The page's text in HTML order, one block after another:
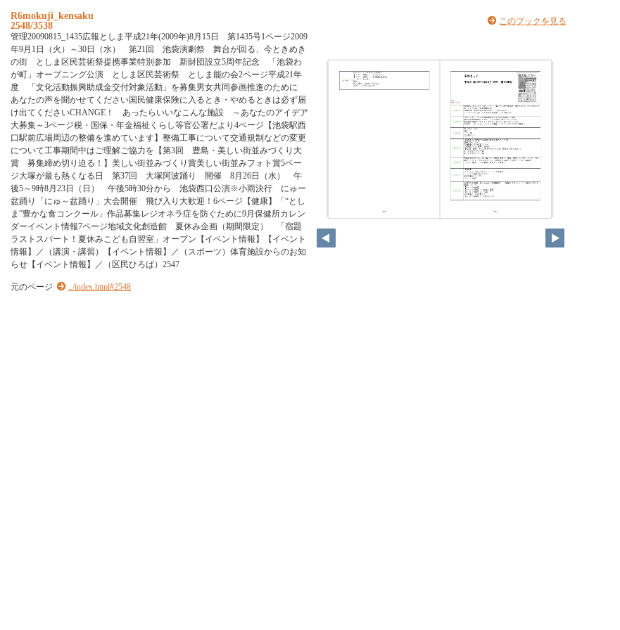
R6mokuji_kensaku
2548/3538
管理20090815_1435広報としま平成21年(2009年)8月15日 第1435号1ページ2009
年9月1日（火）～30日（水） 第21回 池袋演劇祭 舞台が回る、今ときめき
の街 としま区民芸術祭提携事業特別参加 新財団設立5周年記念 「池袋わ
が町」オープニング公演 としま区民芸術祭 としま能の会2ページ平成21年
度 「文化活動振興助成金交付対象活動」を募集男女共同参画推進のために
あなたの声を聞かせてください国民健康保険に入るとき・やめるときは必ず届
け出てくださいCHANGE！ あったらいいなこんな施設 ～あなたのアイデア
大募集～3ページ税・国保・年金福祉くらし等官公署だより4ページ【池袋駅西
口駅前広場周辺の整備を進めています】整備工事について交通規制などの変更
について工事期間中はご理解ご協力を【第3回 豊島・美しい街並みづくり大
賞 募集締め切り迫る！】美しい街並みづくり賞美しい街並みフォト賞5ペー
ジ大塚が最も熱くなる日 第37回 大塚阿波踊り 開催 8月26日（水） 午
後5～9時8月23日（日） 午後5時30分から 池袋西口公演※小雨決行 にゅー
盆踊り「にゅ～盆踊り」大会開催 飛び入り大歓迎！6ページ【健康】「“とし
ま”豊かな食コンクール」作品募集レジオネラ症を防ぐために9月保健所カレン
ダーイベント情報7ページ地域文化創造館 夏休み企画（期間限定） 「宿題
ラストスパート！夏休みこども自習室」オープン【イベント情報】【イベント
情報】／（講演・講習）【イベント情報】／（スポーツ）体育施設からのお知
らせ【イベント情報】／（区民ひろば）2547
元のページ ../index.html#2548
このブックを見る